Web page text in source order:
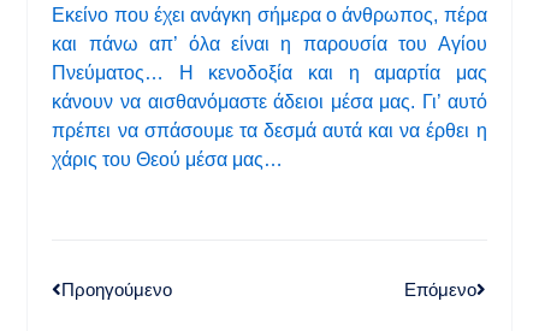
Εκείνο που έχει ανάγκη σήμερα ο άνθρωπος, πέρα
και πάνω απ’ όλα είναι η παρουσία του Αγίου
Πνεύματος… Η κενοδοξία και η αμαρτία μας
κάνουν να αισθανόμαστε άδειοι μέσα μας. Γι’ αυτό
πρέπει να σπάσουμε τα δεσμά αυτά και να έρθει η
χάρις του Θεού μέσα μας…
Προηγούμενο Επόμενο